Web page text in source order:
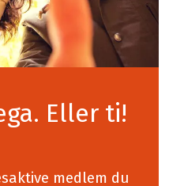
Eller ti!
medlem du